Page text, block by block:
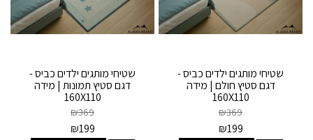
שטיחי מותגים ילדים כביס -
דגם סטיץ חולם | מידה
160X110
₪369
₪199
שטיחי מותגים ילדים כביס -
דגם סטיץ תמונות | מידה
160X110
₪369
₪199